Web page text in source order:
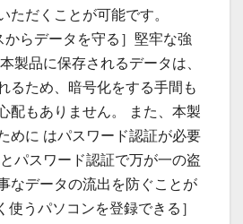
ただくことが可能です。
らデータを守る］堅牢な強
製品に保存されるデータは、
るため、暗号化をする手間も
配もありません。 また、本製
めに はパスワード認証が必要
パスワード認証で万が一の盗
なデータの流出を防ぐことが
使うパソコンを登録できる］